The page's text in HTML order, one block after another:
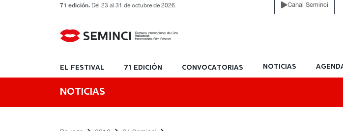
71 edición. Del 23 al 31 de octubre de 2026. Canal Seminci
EL FESTIVAL 71 EDICIÓN CONVOCATORIAS NOTICIAS
NOTICIAS